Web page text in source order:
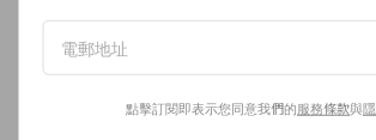
點擊訂閱即表示您同意我們的服務條款與